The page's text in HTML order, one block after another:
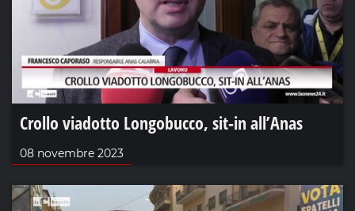
Crollo viadotto Longobucco, sit-in all’Anas
08 novembre 2023